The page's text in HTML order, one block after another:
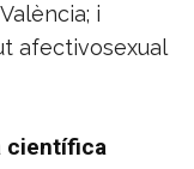
i
afectivosexual
científica